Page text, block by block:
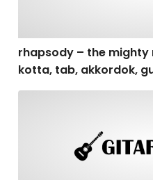
rhapsody – the
kotta, tab, akkordok,